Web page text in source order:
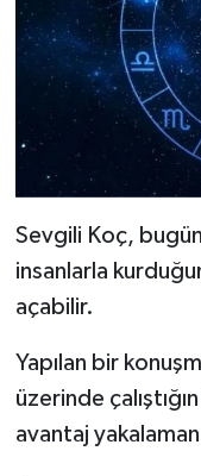
Sevgili Koç,
insanlarla
açabilir.
Yapılan bir
üzerinde
avantaj